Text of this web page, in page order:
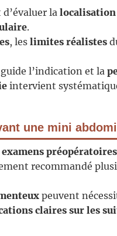
lalocalisation
.
, leslimites réalistes
guide l’indication et la
intervient
une mini
examens préopératoires
recommandé
peuvent
claires sur les